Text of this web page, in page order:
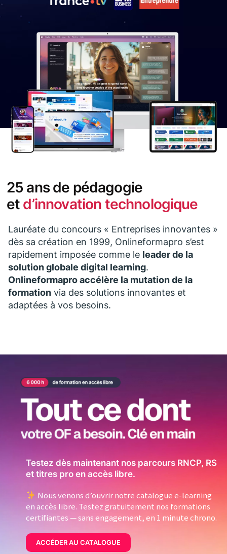
25 ans de pédagogie
et d’innovation technologique
Lauréate du concours « Entreprises innovantes »
dès sa création en 1999, Onlineformapro s’est
rapidement imposée comme le leader de la
solution globale digital learning.
Onlineformapro accélère la mutation de la
formationvia des solutions innovantes et
adaptées à vos besoins.
Testez dès maintenant nos parcours RNCP, RS
et titres pro en accès libre.
Nous venons d’ouvrir notre catalogue e-learning
en accès libre. Testez gratuitement nos formations
certifiantes — sans engagement, en 1 minute chrono.
ACCÉDER AU CATALOGUE